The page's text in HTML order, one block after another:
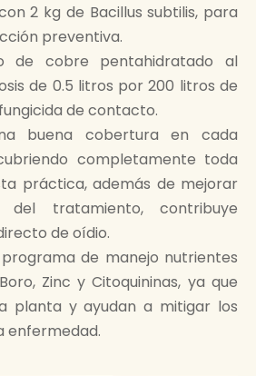
2 kg de Bacillus subtilis, para
preventiva.
de cobre pentahidratado al
de 0.5 litros por 200 litros de
de contacto.
buena cobertura en cada
completamente toda
práctica, además de mejorar
tratamiento, contribuye
de oídio.
de manejo nutrientes
Zinc y Citoquininas, ya que
planta y ayudan a mitigar los
enfermedad.